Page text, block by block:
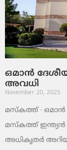
ഒമാൻ
അവധി
November 20, 2025
മസ്‌കത്ത് ∙ ഒമാൻ
മസ്‌കത്ത് ഇന്ത്യൻ
അധികൃതർ